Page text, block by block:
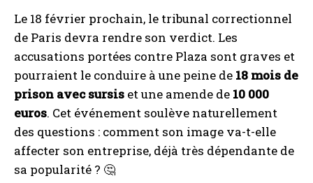
Le 18 février prochain, le tribunal correctionnel
de Paris devra rendre son verdict. Les
accusations portées contre Plaza sont graves et
pourraient le conduire à une peine de 18 mois de
prison avec sursis et une amende de 10 000
euros. Cet événement soulève naturellement
des questions : comment son image va-t-elle
affecter son entreprise, déjà très dépendante de
sa popularité ? 🤔